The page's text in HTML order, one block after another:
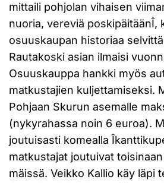
mittaili pohjolan vihaisen
nuoria, vereviä poskipäitäänÎ,
osuuskaupan historiaa
Rautakoski asian ilmaisi
Osuuskauppa hankki myös
matkustajien kuljettamiseksi.
Pohjaan Skurun asemalle
(nykyrahassa noin 6 euroa).
joutuisasti komealla
matkustajat joutuivat
mäissä. Veikko Kallio käy läpi